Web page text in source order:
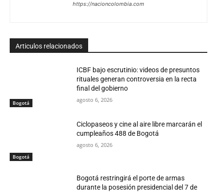
https://nacioncolombia.com
Articulos relacionados
Bogotá
ICBF bajo escrutinio: videos de presuntos
rituales generan controversia en la recta
final del gobierno
agosto 6, 2026
Bogotá
Ciclopaseos y cine al aire libre marcarán el
cumpleaños 488 de Bogotá
agosto 6, 2026
Bogotá restringirá el porte de armas
durante la posesión presidencial del 7 de